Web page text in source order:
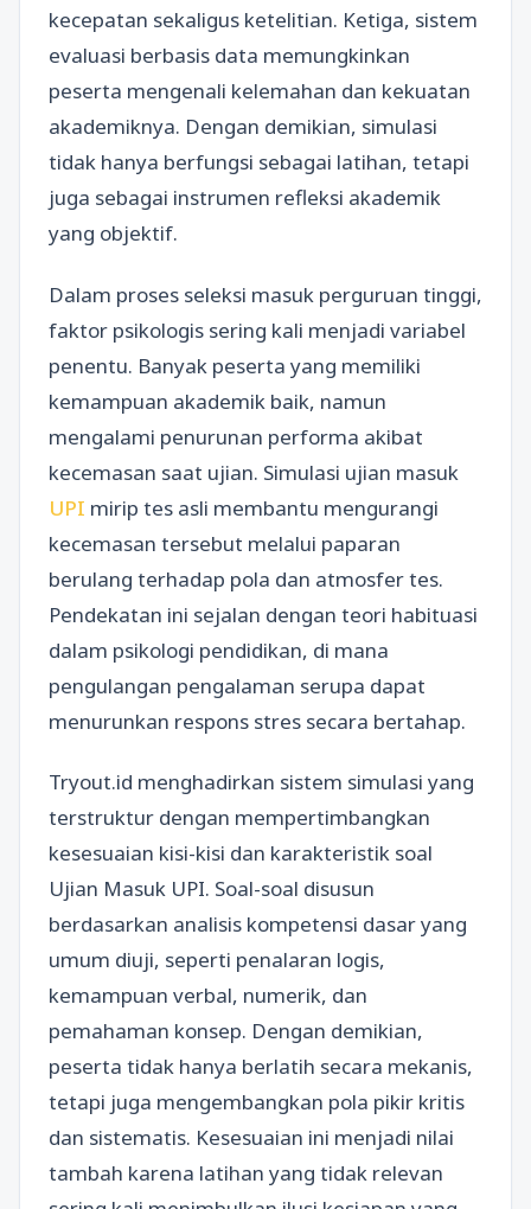
kecepatan sekaligus ketelitian. Ketiga, sistem
evaluasi berbasis data memungkinkan
peserta mengenali kelemahan dan kekuatan
akademiknya. Dengan demikian, simulasi
tidak hanya berfungsi sebagai latihan, tetapi
juga sebagai instrumen refleksi akademik
yang objektif.
Dalam proses seleksi masuk perguruan tinggi,
faktor psikologis sering kali menjadi variabel
penentu. Banyak peserta yang memiliki
kemampuan akademik baik, namun
mengalami penurunan performa akibat
kecemasan saat ujian. Simulasi ujian masuk
UPI mirip tes asli membantu mengurangi
kecemasan tersebut melalui paparan
berulang terhadap pola dan atmosfer tes.
Pendekatan ini sejalan dengan teori habituasi
dalam psikologi pendidikan, di mana
pengulangan pengalaman serupa dapat
menurunkan respons stres secara bertahap.
Tryout.id menghadirkan sistem simulasi yang
terstruktur dengan mempertimbangkan
kesesuaian kisi-kisi dan karakteristik soal
Ujian Masuk UPI. Soal-soal disusun
berdasarkan analisis kompetensi dasar yang
umum diuji, seperti penalaran logis,
kemampuan verbal, numerik, dan
pemahaman konsep. Dengan demikian,
peserta tidak hanya berlatih secara mekanis,
tetapi juga mengembangkan pola pikir kritis
dan sistematis. Kesesuaian ini menjadi nilai
tambah karena latihan yang tidak relevan